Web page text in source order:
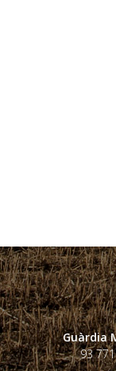
Guàrdia
93